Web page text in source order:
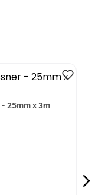
25mm x 3m